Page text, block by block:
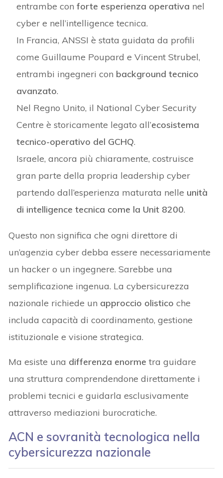
entrambe conforte esperienza operativa nel
cyber e nell’intelligence tecnica.
In Francia, ANSSI è stata guidata da profili
come Guillaume Poupard e Vincent Strubel,
entrambi ingegneri con background tecnico
avanzato.
Nel Regno Unito, il National Cyber Security
Centre è storicamente legato all’ecosistema
tecnico-operativo del GCHQ.
Israele, ancora più chiaramente, costruisce
gran parte della propria leadership cyber
partendo dall’esperienza maturata nelle unità
di intelligence tecnica come la Unit 8200.
Questo non significa che ogni direttore di
un’agenzia cyber debba essere necessariamente
un hacker o un ingegnere. Sarebbe una
semplificazione ingenua. La cybersicurezza
nazionale richiede un approccio olistico che
includa capacità di coordinamento, gestione
istituzionale e visione strategica.
Ma esiste una differenza enorme tra guidare
una struttura comprendendone direttamente i
problemi tecnici e guidarla esclusivamente
attraverso mediazioni burocratiche.
ACN e sovranità tecnologica nella
cybersicurezza nazionale